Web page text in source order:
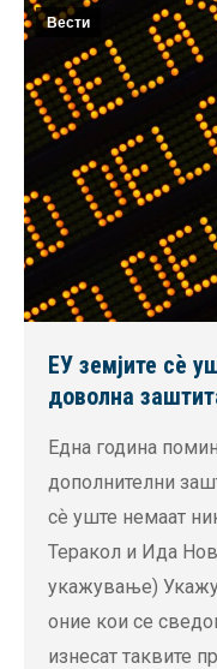
Вести
ЕУ земјите сѐ
доволна
Една година
дополнителни
сѐ уште немаат
Теракол и Ида
укажување)
оние кои се
изнесат таквите